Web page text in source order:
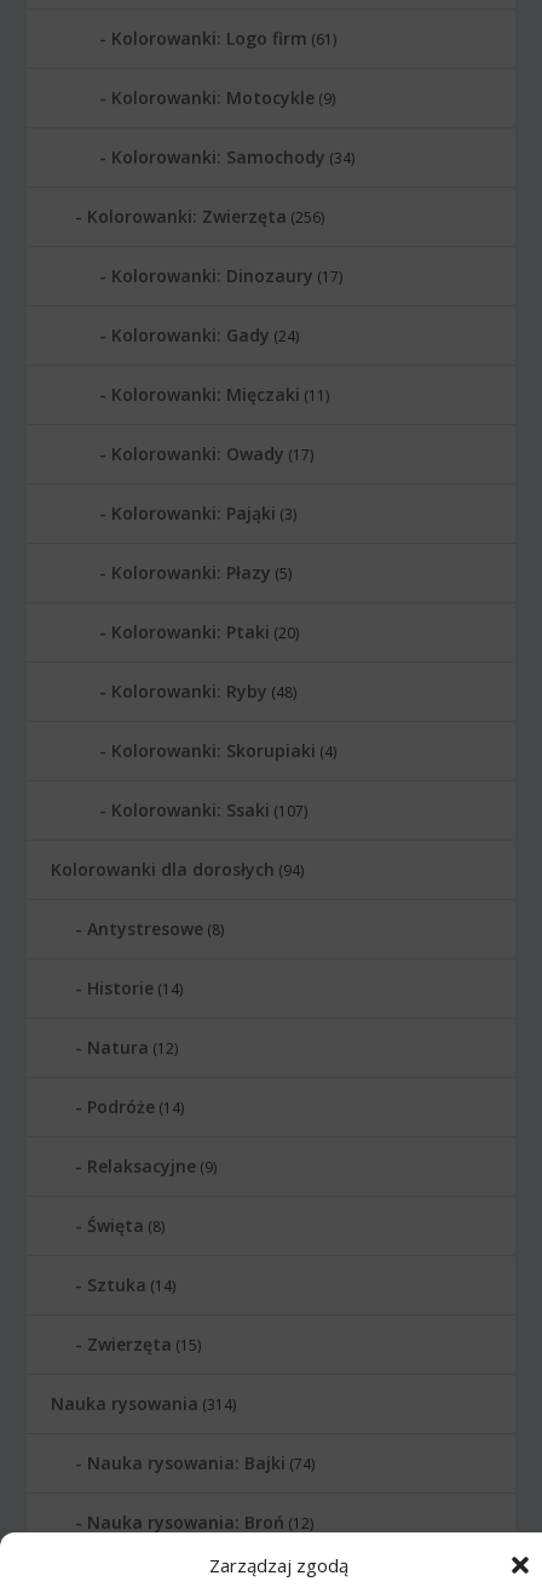
Zarządzaj zgodą
Kolorowanki: Logo firm (61)
Kolorowanki: Motocykle (9)
Kolorowanki: Samochody (34)
Kolorowanki: Zwierzęta (256)
Kolorowanki: Dinozaury (17)
Kolorowanki: Gady (24)
Kolorowanki: Mięczaki (11)
Kolorowanki: Owady (17)
Kolorowanki: Pająki (3)
Kolorowanki: Płazy (5)
Kolorowanki: Ptaki (20)
Kolorowanki: Ryby (48)
Kolorowanki: Skorupiaki (4)
Kolorowanki: Ssaki (107)
Kolorowanki dla dorosłych (94)
Antystresowe (8)
Historie (14)
Natura (12)
Podróże (14)
Relaksacyjne (9)
Święta (8)
Sztuka (14)
Zwierzęta (15)
Nauka rysowania (314)
Nauka rysowania: Bajki (74)
Nauka rysowania: Broń (12)
Nauka rysowania: Ciało(27)